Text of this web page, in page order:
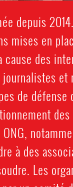
depuis
mises en
des
de défense
à des
Les